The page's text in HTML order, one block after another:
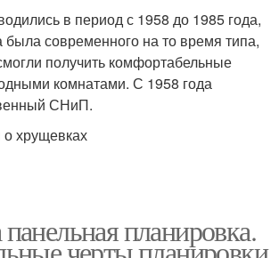
в период с 1958 до 1985 года,
была современного на то время типа,
получить комфортабельные
комнатами. С 1958 года
СНиП.
хрущевках
планировка.